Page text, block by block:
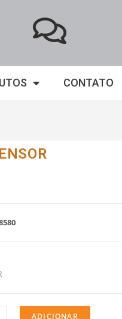
CONTATO
ADICIONAR